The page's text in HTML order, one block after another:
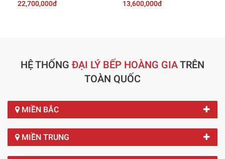
22,700,000đ
13,600,000đ
HỆ THỐNG ĐẠI LÝ BẾP HOÀNG GIATRÊN
TOÀN QUỐC
MIỀN BẮC
MIỀN TRUNG